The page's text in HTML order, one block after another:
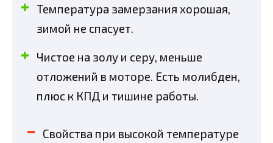
Температура замерзания хорошая,
зимой не спасует.
Чистое на золу и серу, меньше
отложений в моторе. Есть молибден,
плюс к КПД и тишине работы.
Свойства при высокой температуре